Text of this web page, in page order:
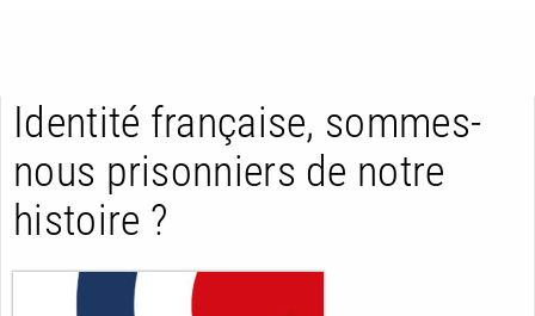
RETOUR
RETOUR
RETOUR
Identité française, sommes-
nous prisonniers de notre
histoire ?